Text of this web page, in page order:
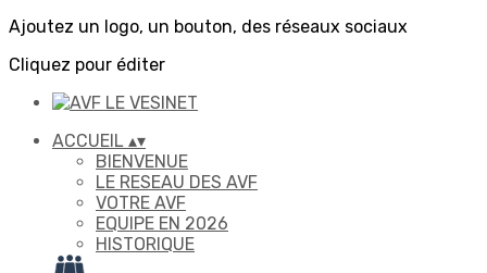
Ajoutez un logo, un bouton, des réseaux sociaux
Cliquez pour éditer
ACCUEIL ▴▾
BIENVENUE
LE RESEAU DES AVF
VOTRE AVF
EQUIPE EN 2026
HISTORIQUE